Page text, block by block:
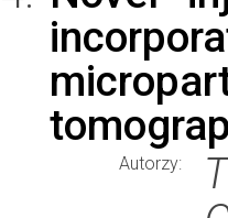
Autorzy: